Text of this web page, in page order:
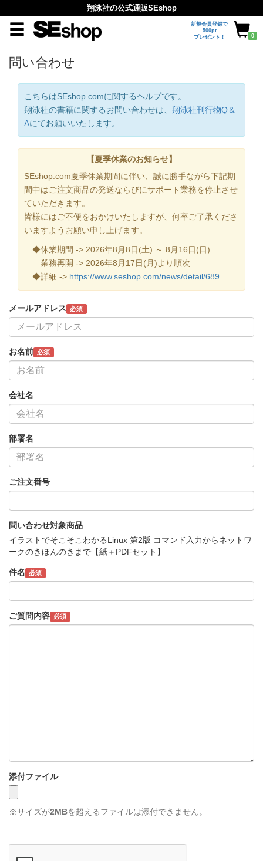
翔泳社の公式通販SEshop
新規会員登録で
500pt
プレゼント！
0
問い合わせ
こちらはSEshop.comに関するヘルプです。
翔泳社の書籍に関するお問い合わせは、 翔泳社刊行物Q＆
Aにてお願いいたします。
【夏季休業のお知らせ】
SEshop.com夏季休業期間に伴い、誠に勝手ながら下記期
間中はご注文商品の発送ならびにサポート業務を停止させ
ていただきます。
皆様にはご不便をおかけいたしますが、何卒ご了承くださ
いますようお願い申し上げます。
◆休業期間 -> 2026年8月8日(土) ～ 8月16日(日)
業務再開 -> 2026年8月17日(月)より順次
◆詳細 -> https://www.seshop.com/news/detail/689
メールアドレス 必須
お名前 必須
会社名
部署名
ご注文番号
問い合わせ対象商品
イラストでそこそこわかるLinux 第2版 コマンド入力からネットワ
ークのきほんのきまで【紙＋PDFセット】
件名 必須
ご質問内容 必須
添付ファイル
※サイズが2MBを超えるファイルは添付できません。